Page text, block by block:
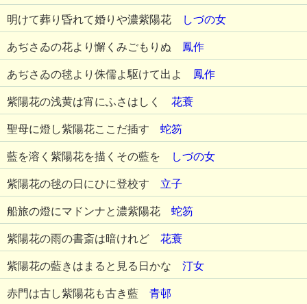
明けて葬り昏れて婚りや濃紫陽花 しづの女
あぢさゐの花より懈くみごもりぬ 鳳作
あぢさゐの毬より侏儒よ駆けて出よ 鳳作
紫陽花の浅黄は宵にふさはしく 花蓑
聖母に燈し紫陽花ここだ插す 蛇笏
藍を溶く紫陽花を描くその藍を しづの女
紫陽花の毬の日にひに登校す 立子
船旅の燈にマドンナと濃紫陽花 蛇笏
紫陽花の雨の書斎は暗けれど 花蓑
紫陽花の藍きはまると見る日かな 汀女
赤門は古し紫陽花も古き藍 青邨